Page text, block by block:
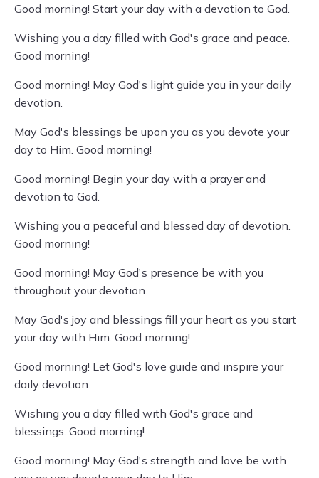
Good morning! Start your day with a devotion to God.
Wishing you a day filled with God's grace and peace.
Good morning!
Good morning! May God's light guide you in your daily
devotion.
May God's blessings be upon you as you devote your
day to Him. Good morning!
Good morning! Begin your day with a prayer and
devotion to God.
Wishing you a peaceful and blessed day of devotion.
Good morning!
Good morning! May God's presence be with you
throughout your devotion.
May God's joy and blessings fill your heart as you start
your day with Him. Good morning!
Good morning! Let God's love guide and inspire your
daily devotion.
Wishing you a day filled with God's grace and
blessings. Good morning!
Good morning! May God's strength and love be with